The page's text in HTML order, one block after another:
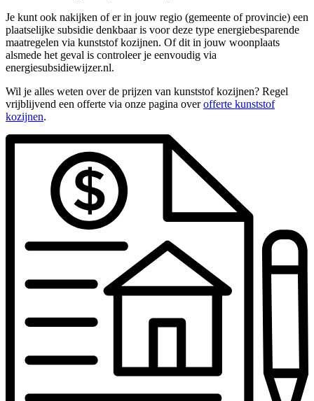
Je kunt ook nakijken of er in jouw regio (gemeente of provincie) een
plaatselijke subsidie denkbaar is voor deze type energiebesparende
maatregelen via kunststof kozijnen. Of dit in jouw woonplaats
alsmede het geval is controleer je eenvoudig via
energiesubsidiewijzer.nl.
Wil je alles weten over de prijzen van kunststof kozijnen? Regel
vrijblijvend een offerte via onze pagina overofferte kunststof
kozijnen.